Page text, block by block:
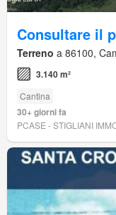
Consultare il
Terreno a 86100,
3.140 m²
Cantina
30+ giorni fa
PCASE - STIGLIANI